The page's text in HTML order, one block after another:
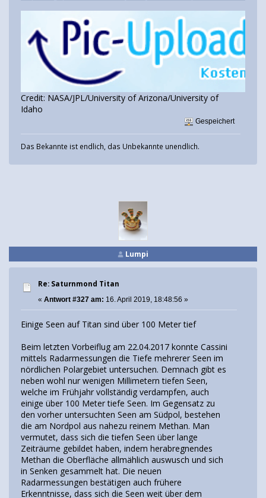
Credit: NASA/JPL/University of Arizona/University of
Idaho
Gespeichert
Das Bekannte ist endlich, das Unbekannte unendlich.
Lumpi
Re: Saturnmond Titan
« Antwort #327 am: 16. April 2019, 18:48:56 »
Einige Seen auf Titan sind über 100 Meter tief
Beim letzten Vorbeiflug am 22.04.2017 konnte Cassini
mittels Radarmessungen die Tiefe mehrerer Seen im
nördlichen Polargebiet untersuchen. Demnach gibt es
neben wohl nur wenigen Millimetern tiefen Seen,
welche im Frühjahr vollständig verdampfen, auch
einige über 100 Meter tiefe Seen. Im Gegensatz zu
den vorher untersuchten Seen am Südpol, bestehen
die am Nordpol aus nahezu reinem Methan. Man
vermutet, dass sich die tiefen Seen über lange
Zeiträume gebildet haben, indem herabregnendes
Methan die Oberfläche allmählich auswusch und sich
in Senken gesammelt hat. Die neuen
Radarmessungen bestätigen auch frühere
Erkenntnisse, dass sich die Seen weit über dem